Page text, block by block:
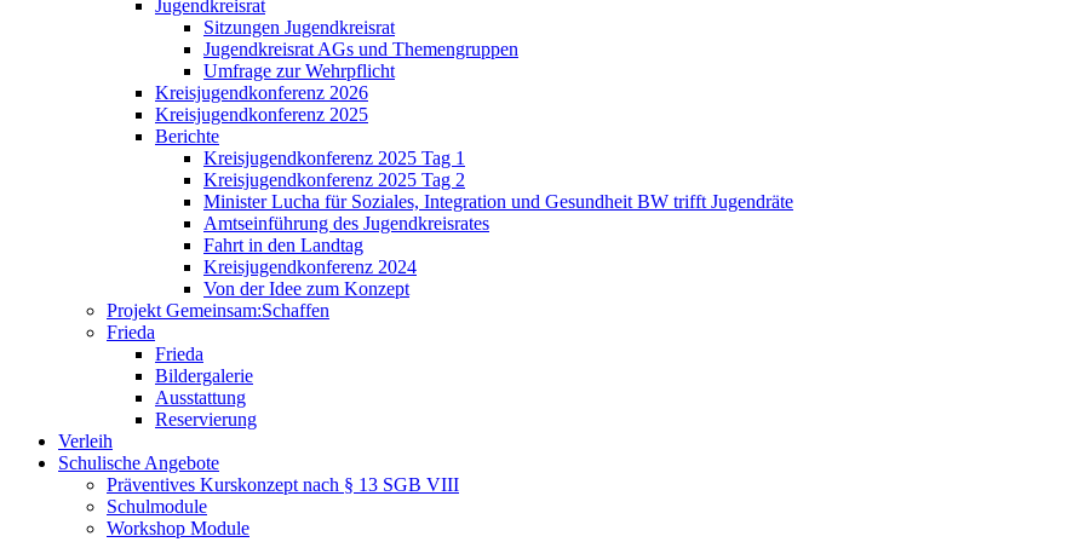
Jugendkreisrat
Sitzungen Jugendkreisrat
Jugendkreisrat AGs und Themengruppen
Umfrage zur Wehrpflicht
Kreisjugendkonferenz 2026
Kreisjugendkonferenz 2025
Berichte
Kreisjugendkonferenz 2025 Tag 1
Kreisjugendkonferenz 2025 Tag 2
Minister Lucha für Soziales, Integration und Gesundheit BW trifft Jugendräte
Amtseinführung des Jugendkreisrates
Fahrt in den Landtag
Kreisjugendkonferenz 2024
Von der Idee zum Konzept
Projekt Gemeinsam:Schaffen
Frieda
Frieda
Bildergalerie
Ausstattung
Reservierung
Verleih
Schulische Angebote
Präventives Kurskonzept nach § 13 SGB VIII
Schulmodule
Workshop Module